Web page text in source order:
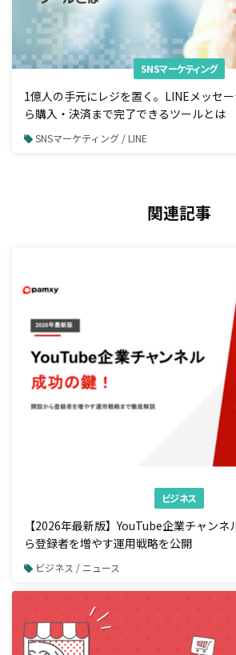
SNSマーケティング
1億人の手元にレジを置く。LINEメッセ
ら購入・決済まで完了できるツールとは
SNSマーケティング / LINE
関連記事
ビジネス
【2026年最新版】YouTube企業チャン
ら登録者を増やす運用戦略を公開
ビジネス / ニュース